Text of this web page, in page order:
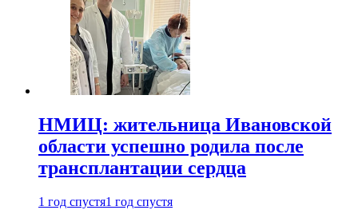
НМИЦ: жительница Ивановской
области успешно родила после
трансплантации сердца
1 год спустя1 год спустя